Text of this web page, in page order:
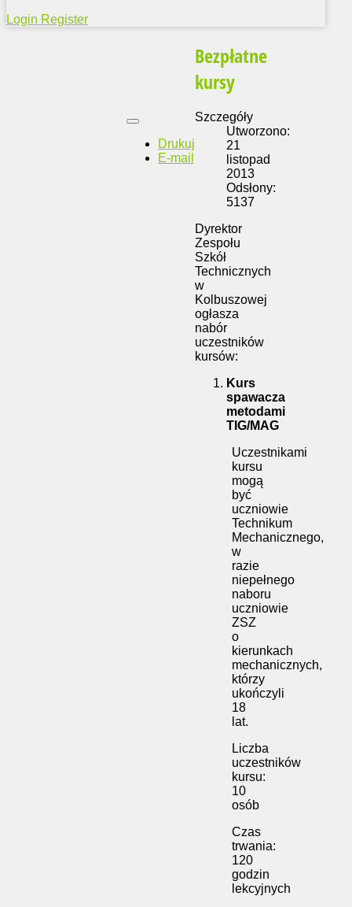
Login Register
Bezpłatne
kursy
Drukuj
E-mail
Szczegóły
Utworzono:
21
listopad
2013
Odsłony:
5137
Dyrektor
Zespołu
Szkół
Technicznych
w
Kolbuszowej
ogłasza
nabór
uczestników
kursów:
Kurs
spawacza
metodami
TIG/MAG
Uczestnikami
kursu
mogą
być
uczniowie
Technikum
Mechanicznego,
w
razie
niepełnego
naboru
uczniowie
ZSZ
o
kierunkach
mechanicznych,
którzy
ukończyli
18
lat.
Liczba
uczestników
kursu:
10
osób
Czas
trwania:
120
godzin
lekcyjnych